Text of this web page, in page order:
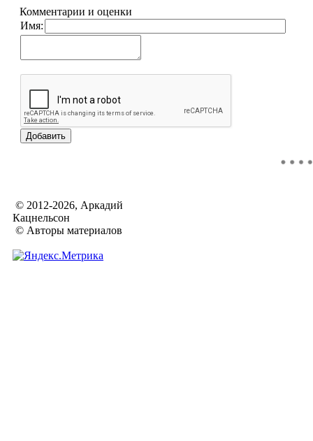
Комментарии и оценки
Имя:
© 2012-2026, Аркадий
Кацнельсон
© Авторы материалов